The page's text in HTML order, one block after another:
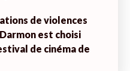
de violences
est choisi
de cinéma de